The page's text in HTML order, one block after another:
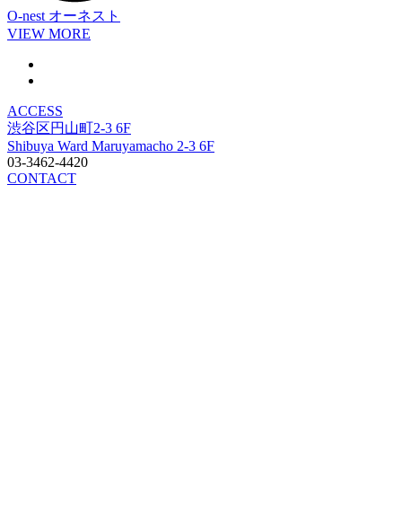
O-nest オーネスト
VIEW MORE
ACCESS
渋谷区円山町2-3 6F
Shibuya Ward Maruyamacho 2-3 6F
03-3462-4420
CONTACT